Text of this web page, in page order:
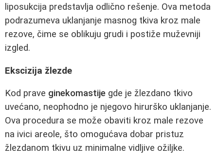
liposukcija predstavlja odlično rešenje. Ova metoda
podrazumeva uklanjanje masnog tkiva kroz male
rezove, čime se oblikuju grudi i postiže muževniji
izgled.
Ekscizija žlezde
Kod prave ginekomastije gde je žlezdano tkivo
uvećano, neophodno je njegovo hirurško uklanjanje.
Ova procedura se može obaviti kroz male rezove
na ivici areole, što omogućava dobar pristuz
žlezdanom tkivu uz minimalne vidljive ožiljke.